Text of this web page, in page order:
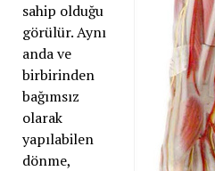
sahip olduğu
görülür. Aynı
anda ve
birbirinden
bağımsız
olarak
yapılabilen
dönme,